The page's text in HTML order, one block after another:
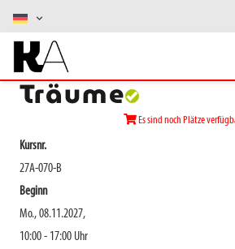
Intuitives
Träume
Es sind noch Plätze
Kursnr.
27A-070-B
Beginn
Mo., 08.11.2027,
10:00 - 17:00 Uhr